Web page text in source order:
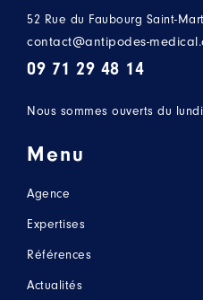
52 Rue du Faubourg Saint-
contact@antipodes-
09 71 29 48 14
Nous sommes ouverts du
Menu
Agence
Expertises
Références
Actualités